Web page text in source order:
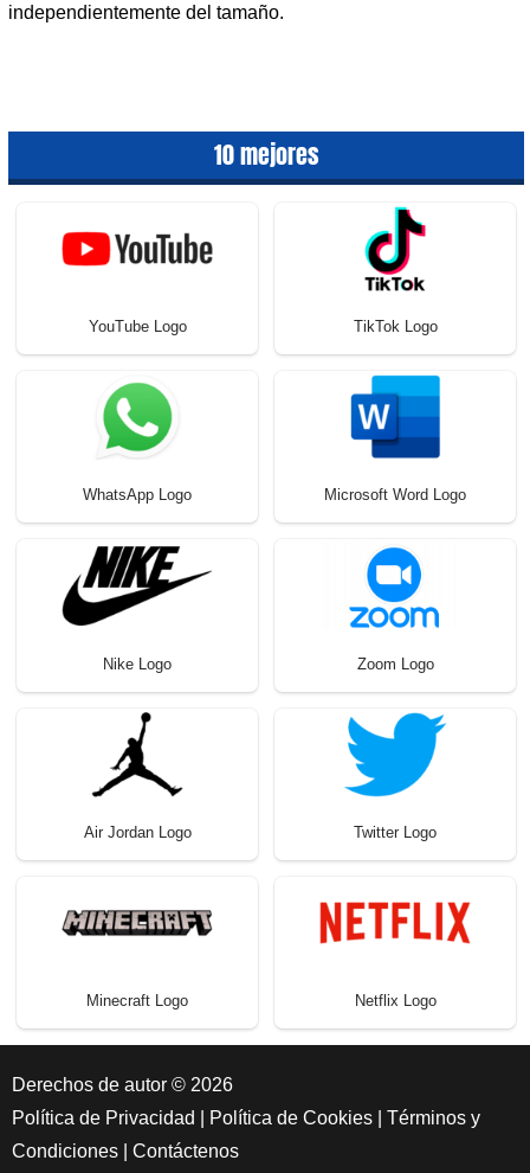
independientemente del tamaño.
10 mejores
YouTube Logo TikTok Logo
WhatsApp Logo Microsoft Word Logo
Nike Logo Zoom Logo
Air Jordan Logo Twitter Logo
Minecraft Logo Netflix Logo
Derechos de autor © 2026
Política de Privacidad
Política de Cookies
Términos y
Condiciones
Contáctenos